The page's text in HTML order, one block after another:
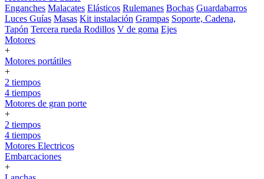
Enganches Malacates Elásticos Rulemanes Bochas Guardabarros
Luces Guías Masas Kit instalación Grampas Soporte, Cadena,
Tapón Tercera rueda Rodillos V de goma Ejes
Motores
+
Motores portátiles
+
2 tiempos
4 tiempos
Motores de gran porte
+
2 tiempos
4 tiempos
Motores Electricos
Embarcaciones
+